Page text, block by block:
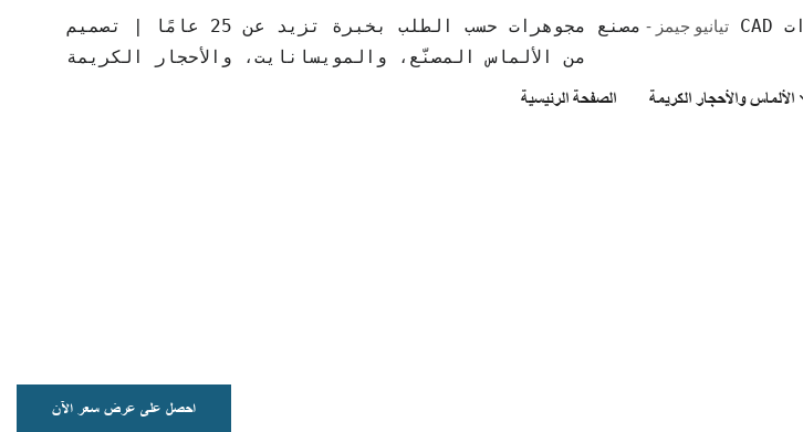
تيانيو جيمز -
مصنع مجوهرات حسب الطلب بخبرة تزيد عن 25 عامًا | تصميم CAD مجاني | مجوهرات
من الألماس المصنّع، والمويسانايت، والأحجار الكريمة
الصفحة الرئيسية الألماس والأحجار الكريمة
احصل على عرض سعر الآن